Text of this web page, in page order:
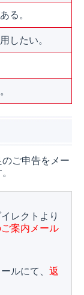
る。
したい。
ご申告をメー
レクトより
案内メール
ルにて、 返